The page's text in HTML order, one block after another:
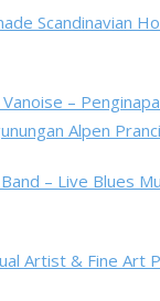
Scandinavian
–
Alpen
– Live Blues
Artist & Fine Art